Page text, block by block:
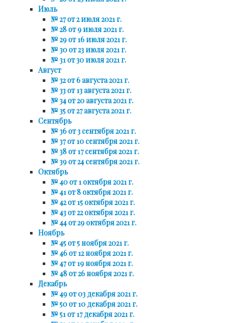
Июль
№ 27 от 2 июля 2021 г.
№ 28 от 9 июля 2021 г.
№ 29 от 16 июля 2021 г.
№ 30 от 23 июля 2021 г.
№ 31 от 30 июля 2021 г.
Август
№ 32 от 6 августа 2021 г.
№ 33 от 13 августа 2021 г.
№ 34 от 20 августа 2021 г.
№ 35 от 27 августа 2021 г.
Сентябрь
№ 36 от 3 сентября 2021 г.
№ 37 от 10 сентября 2021 г.
№ 38 от 17 сентября 2021 г.
№ 39 от 24 сентября 2021 г.
Октябрь
№ 40 от 1 октября 2021 г.
№ 41 от 8 октября 2021 г.
№ 42 от 15 октября 2021 г.
№ 43 от 22 октября 2021 г.
№ 44 от 29 октября 2021 г.
Ноябрь
№ 45 от 5 ноября 2021 г.
№ 46 от 12 ноября 2021 г.
№ 47 от 19 ноября 2021 г.
№ 48 от 26 ноября 2021 г.
Декабрь
№ 49 от 03 декабря 2021 г.
№ 50 от 10 декабря 2021 г.
№ 51 от 17 декабря 2021 г.